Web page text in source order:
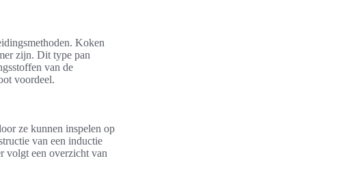
Koken
zijn. Dit type pan
van de
voordeel.
ze kunnen inspelen op
van een inductie
volgt een overzicht van